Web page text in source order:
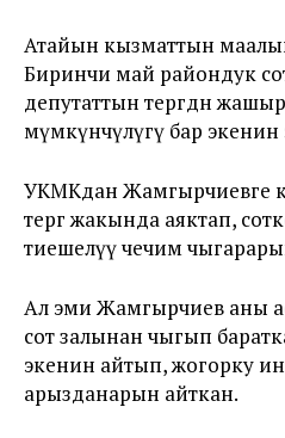
Атайын кызматтын
Биринчи май райондук
депутаттын тергөөдөн
мүмкүнчүлүгү бар экенин
УКМКдан Жамгырчиевге
тергөө жакында аяктап,
тиешелүү чечим
Ал эми Жамгырчиев аны
сот залынан чыгып
экенин айтып, жогорку
арызданарын айткан.